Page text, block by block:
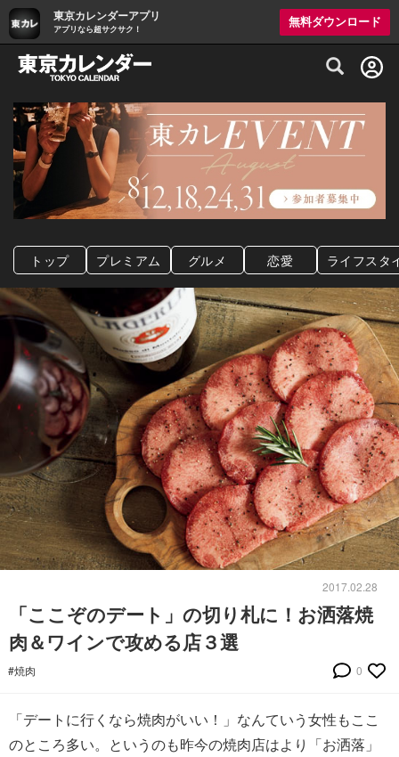
東京カレンダーアプリ
アプリなら超サクサク！
無料ダウンロード
グルメ情報・プレミアムレストラン予約
トップ プレミアム グルメ 恋愛 ライフスタ
2017.02.28
「ここぞのデート」の切り札に！お洒落焼
肉＆ワインで攻める店３選
#焼肉 0
「デートに行くなら焼肉がいい！」なんていう女性もここ
のところ多い。というのも昨今の焼肉店はより「お洒落」